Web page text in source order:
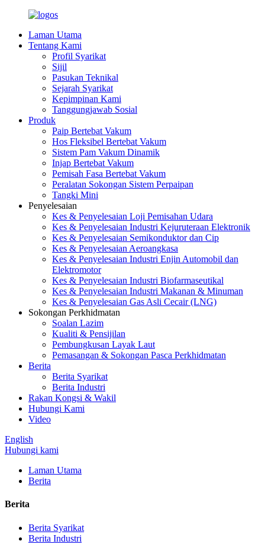
Laman Utama
Tentang Kami
Profil Syarikat
Sijil
Pasukan Teknikal
Sejarah Syarikat
Kepimpinan Kami
Tanggungjawab Sosial
Produk
Paip Bertebat Vakum
Hos Fleksibel Bertebat Vakum
Sistem Pam Vakum Dinamik
Injap Bertebat Vakum
Pemisah Fasa Bertebat Vakum
Peralatan Sokongan Sistem Perpaipan
Tangki Mini
Penyelesaian
Kes & Penyelesaian Loji Pemisahan Udara
Kes & Penyelesaian Industri Kejuruteraan Elektronik
Kes & Penyelesaian Semikonduktor dan Cip
Kes & Penyelesaian Aeroangkasa
Kes & Penyelesaian Industri Enjin Automobil dan
Elektromotor
Kes & Penyelesaian Industri Biofarmaseutikal
Kes & Penyelesaian Industri Makanan & Minuman
Kes & Penyelesaian Gas Asli Cecair (LNG)
Sokongan Perkhidmatan
Soalan Lazim
Kualiti & Pensijilan
Pembungkusan Layak Laut
Pemasangan & Sokongan Pasca Perkhidmatan
Berita
Berita Syarikat
Berita Industri
Rakan Kongsi & Wakil
Hubungi Kami
Video
English
Hubungi kami
Laman Utama
Berita
Berita
Berita Syarikat
Berita Industri